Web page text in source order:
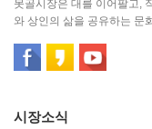
못골시장은 대를 이어팔고,
와 상인의 삶을 공유하는 문
시장소식